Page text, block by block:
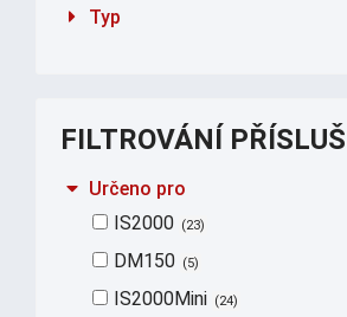
Typ
FILTROVÁNÍ
Určeno pro
IS2000
23
DM150 5
IS2000Mini 24